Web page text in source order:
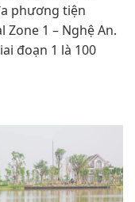
phương tiện
1 – Nghệ An.
đoạn 1 là 100